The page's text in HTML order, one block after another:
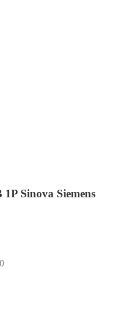
Sinova Siemens